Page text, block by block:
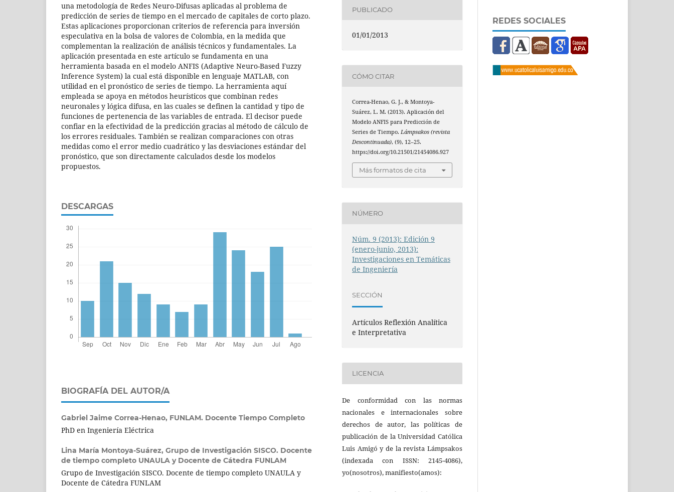
una metodología de Redes Neuro-Difusas aplicadas al problema de
predicción de series de tiempo en el mercado de capitales de corto plazo.
Estas aplicaciones proporcionan criterios de referencia para inversión
especulativa en la bolsa de valores de Colombia, en la medida que
complementan la realización de análisis técnicos y fundamentales. La
aplicación presentada en este artículo se fundamenta en una
herramienta basada en el modelo ANFIS (Adaptive Neuro-Based Fuzzy
Inference System) la cual está disponible en lenguaje MATLAB, con
utilidad en el pronóstico de series de tiempo. La herramienta aquí
empleada se apoya en métodos heurísticos que combinan redes
neuronales y lógica difusa, en las cuales se definen la cantidad y tipo de
funciones de pertenencia de las variables de entrada. El decisor puede
confiar en la efectividad de la predicción gracias al método de cálculo de
los errores residuales. También se realizan comparaciones con otras
medidas como el error medio cuadrático y las desviaciones estándar del
pronóstico, que son directamente calculados desde los modelos
propuestos.
DESCARGAS
BIOGRAFÍA DEL AUTOR/A
Gabriel Jaime Correa-Henao, FUNLAM. Docente Tiempo Completo
PhD en Ingeniería Eléctrica
Lina María Montoya-Suárez, Grupo de Investigación SISCO. Docente
de tiempo completo UNAULA y Docente de Cátedra FUNLAM
Grupo de Investigación SISCO. Docente de tiempo completo UNAULA y
Docente de Cátedra FUNLAM
PUBLICADO
01/01/2013
CÓMO CITAR
Correa-Henao, G. J., & Montoya-
Suárez, L. M. (2013). Aplicación del
Modelo ANFIS para Predicción de
Series de Tiempo.Lámpsakos (revista
Descontinuada), (9), 12–25.
https://doi.org/10.21501/21454086.927
Más formatos de cita
NÚMERO
Núm. 9 (2013): Edición 9
(enero-junio, 2013):
Investigaciones en Temáticas
de Ingeniería
SECCIÓN
Artículos Reflexión Analítica
e Interpretativa
LICENCIA
De conformidad con las normas
nacionales e internacionales sobre
derechos de autor, las políticas de
publicación de la Universidad Católica
Luis Amigó y de la revista Lámpsakos
(indexada con ISSN: 2145-4086),
yo(nosotros), manifiesto(amos):
REDES SOCIALES